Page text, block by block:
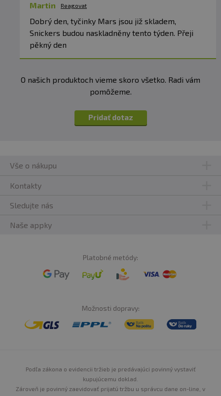
Martin Reagovat
Dobrý den, tyčinky Mars jsou již skladem,
Snickers budou naskladněny tento týden. Přeji
pěkný den
O našich produktoch vieme skoro všetko. Radi vám
pomôžeme.
Pridať dotaz
Vše o nákupu
Kontakty
Sledujte nás
Naše appky
Platobné metódy:
Možnosti dopravy:
Podľa zákona o evidencii tržieb je predávajúci povinný vystaviť
kupujúcemu doklad.
Zároveň je povinný zaevidovať prijatú tržbu u správcu dane on-line, v